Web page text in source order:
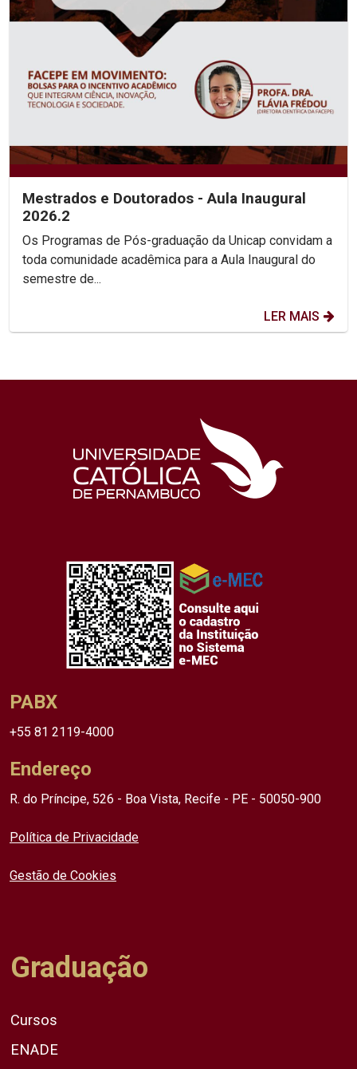
Mestrados e Doutorados - Aula Inaugural
2026.2
Os Programas de Pós-graduação da Unicap convidam a
toda comunidade acadêmica para a Aula Inaugural do
semestre de...
LER MAIS
PABX
+55 81 2119-4000
Endereço
R. do Príncipe, 526 - Boa Vista, Recife - PE - 50050-900
Política de Privacidade
Gestão de Cookies
Graduação
Cursos
ENADE